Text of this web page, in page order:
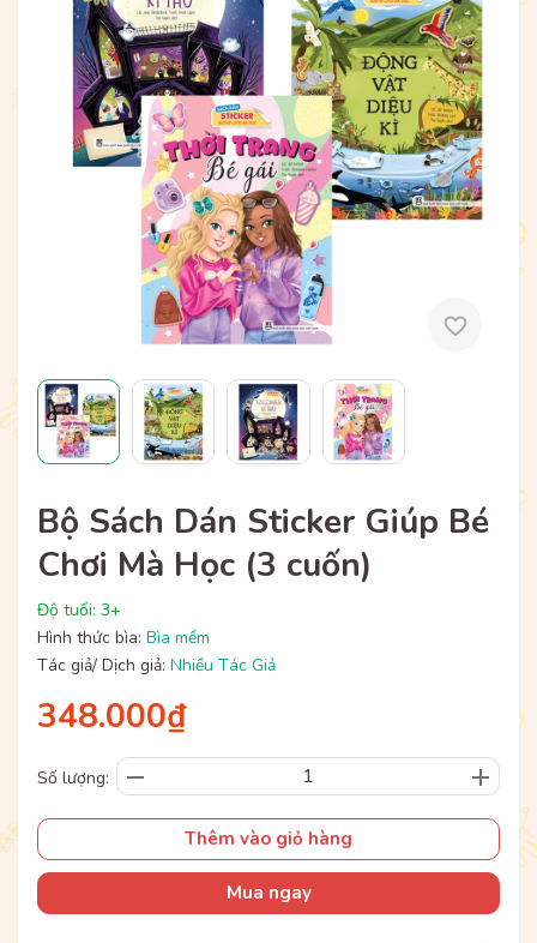
Bộ Sách Dán Sticker Giúp Bé
Chơi Mà Học (3 cuốn)
Độ tuổi: 3+
Hình thức bìa: Bìa mềm
Tác giả/ Dịch giả: Nhiều Tác Giả
348.000₫
Số lượng:
Thêm vào giỏ hàng
Mua ngay